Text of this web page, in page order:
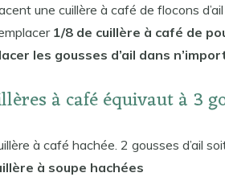
une cuillère à café de flocons
1/8 de cuillère à café de
les gousses d’ail dans
à café équivaut à 3
à café hachée. 2 gousses d’ail
à soupe hachées